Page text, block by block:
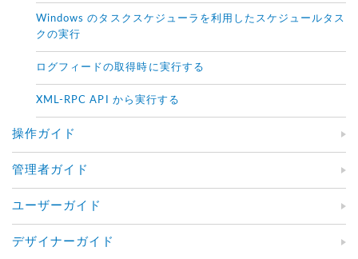
Windows のタスクスケジューラを利用したスケジュールタス
クの実行
ログフィードの取得時に実行する
XML-RPC API から実行する
操作ガイド
管理者ガイド
ユーザーガイド
デザイナーガイド